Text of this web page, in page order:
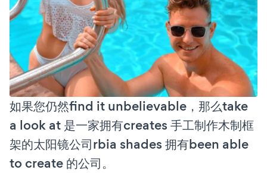
如果您仍然find it unbelievable，那么take
a look at 是一家拥有creates 手工制作木制框
架的太阳镜公司rbia shades 拥有been able
to create 的公司。